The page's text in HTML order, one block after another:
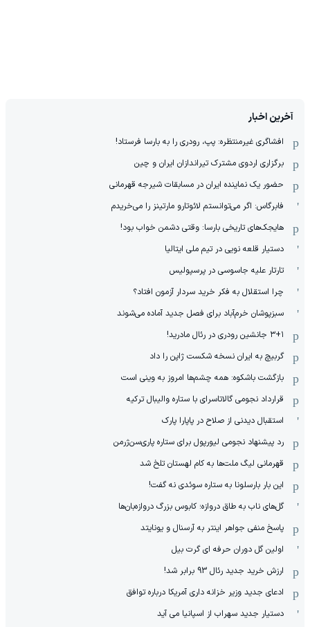
آخرین اخبار
افشاگری غیرمنتظره: پپ، رودری را به بارسا فرستاد!
برگزاری اردوی مشترک تیراندازان ایران و چین
حضور یک نماینده ایران در مسابقات شیرجه قهرمانی
فابرگاس: اگر می‌توانستم لائوتارو مارتینز را می‌خریدم
هایجک‌های تاریخی بارسا: وقتی دشمن خواب بود!
دستیار قلعه نویی در تیم ملی ایتالیا
تارتار علیه جاسوسی در پرسپولیس
چرا استقلال به فکر خرید سردار آزمون افتاد؟
سبزپوشان خرم‌آباد برای فصل جدید آماده می‌شوند
۳+۱ جانشین رودری در رئال مادرید!
گربیچ به ایران نسخه شکست ژاپن را داد
بازگشت باشکوه: همه چشم‌ها امروز به وینی است
قرارداد نجومی گالاتاسرای با ستاره والیبال ترکیه
استقبال دیدنی از صلاح در پاپارا پارک
رد پیشنهاد نجومی لیورپول برای ستاره پاری‌سن‌ژرمن
قهرمانی لیگ ملت‌ها به کام لهستان تلخ شد
این بار بارسلونا به ستاره سوئدی نه گفت!
گل‌های ناب به طاق دروازه؛ کابوس بزرگ دروازه‌بان‌ها
پاسخ منفی جواهر اینتر به آرسنال و یونایتد
اولین گل دوران حرفه ای گرت بیل
ارزش خرید جدید رئال 93 برابر شد!
ادعای جدید وزیر خزانه داری آمریکا درباره توافق
دستیار جدید سهراب از اسپانیا می آید